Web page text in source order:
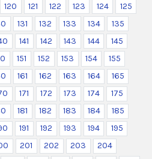
120 121 122 123 124
125
131 132 133 134
135
141 142 143 144
145
151 152 153 154
155
161 162 163 164
165
171 172 173 174
175
181 182 183 184
185
191 192 193 194
195
201 202 203
204